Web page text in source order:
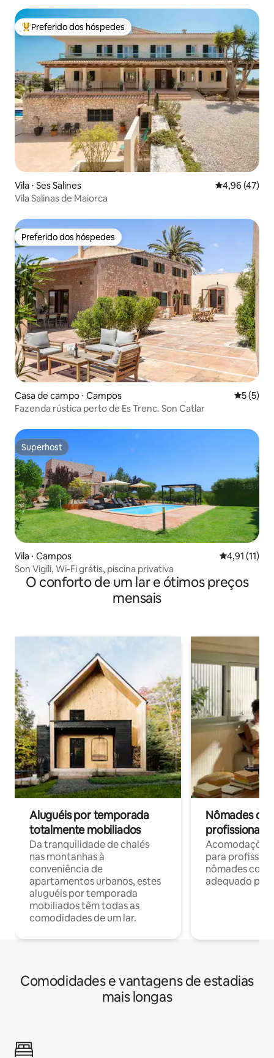
Entre os melhores preferidos dos hóspedes
Preferido dos hóspedes
Vila ⋅ Ses Salines 4,96 de uma
4,96 (47)
Vila Salinas de Maiorca
Preferido dos hóspedes
Preferido dos hóspedes
Casa de campo ⋅ Campos 5 de
5 (5)
Fazenda rústica perto de Es Trenc. Son Catlar
Superhost
Superhost
Vila ⋅ Campos 4,91 de uma
4,91 (11)
Son Vigili, Wi-Fi grátis, piscina privativa
O conforto de um lar e ótimos preços
mensais
Aluguéis por temporada
totalmente mobiliados
Da tranquilidade de chalés
nas montanhas à
conveniência de
apartamentos urbanos, estes
aluguéis por temporada
mobiliados têm todas as
comodidades de um lar.
Nômades
profissionais
para
nômades com
adequado
Comodidades e vantagens de estadias
mais longas